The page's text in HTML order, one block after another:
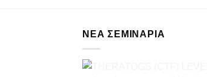
ΝΈΑ ΣΕΜΙΝΆΡΙΑ